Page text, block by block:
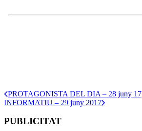
PROTAGONISTA DEL DIA – 28 juny 17
INFORMATIU – 29 juny 2017
PUBLICITAT